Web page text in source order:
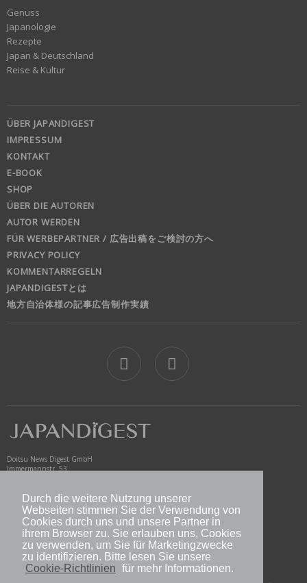
Durch die weitere Nutzung unserer
Webseiten stimmen Sie der Verwendung von
Cookies durch uns und unsere Partner in
ihrem Browser zu. Sie erlauben uns, Cookies
zu verwenden, um Sie für Marketingzwecke
zu identifizieren. Bitte lesen Sie unsere
Cookie-Richtlinien für mehr Informationen.
Genuss
Japanologie
Rezepte
Japan & Deutschland
Reise & Kultur
ÜBER JAPANDIGEST
IMPRESSUM
KONTAKT
E-BOOK
SHOP
ÜBER DIE AUTOREN
AUTOR WERDEN
FÜR WERBEPARTNER / 広告出稿をご検討の方へ
PRIVACY POLICY
KOMMENTARREGELN
JAPANDIGESTとは
地方自治体様の記事広告制作実績
Doitsu News Digest GmbH
Immermannstr. 53
www.newsdigest.de
info@japandigest.de